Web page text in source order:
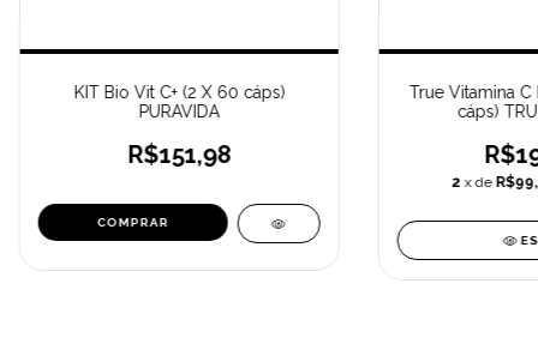
KIT Bio Vit C+ (2 X 60 cáps)
PURAVIDA
R$151,98
True Vitamina
cáps)
2 x de